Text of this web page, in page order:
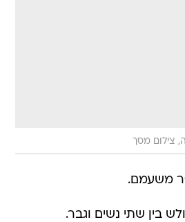
צילום מסך
משעמם.
בין שתי נשים וגבר.